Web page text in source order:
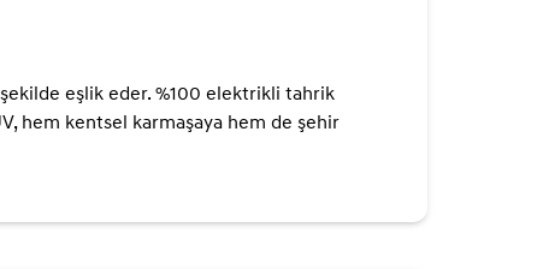
eşlik eder. %100 elektrikli tahrik
hem kentsel karmaşaya hem de şehir